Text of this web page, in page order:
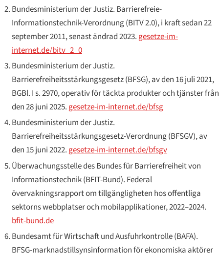
Bundesministerium der Justiz. Barrierefreie-
Informationstechnik-Verordnung (BITV 2.0), i kraft sedan 22
september 2011, senast ändrad 2023.gesetze-im-
internet.de/bitv_2_0
Bundesministerium der Justiz.
Barrierefreiheitsstärkungsgesetz (BFSG), av den 16 juli 2021,
BGBl. I s. 2970, operativ för täckta produkter och tjänster från
den 28 juni 2025.gesetze-im-internet.de/bfsg
Bundesministerium der Justiz.
Barrierefreiheitsstärkungsgesetz-Verordnung (BFSGV), av
den 15 juni 2022.gesetze-im-internet.de/bfsgv
Überwachungsstelle des Bundes für Barrierefreiheit von
Informationstechnik(BFIT-Bund). Federal
övervakningsrapport om tillgängligheten hos offentliga
sektorns webbplatser och mobilapplikationer, 2022–2024.
bfit-bund.de
Bundesamt für Wirtschaft und Ausfuhrkontrolle(BAFA).
BFSG-marknadstillsynsinformation för ekonomiska aktörer